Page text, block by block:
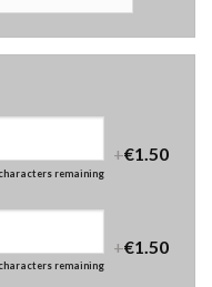
characters remaining
+€1.50
characters remaining
+€1.50